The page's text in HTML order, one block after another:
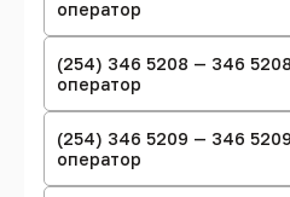
оператор
(254) 346 5208 — 346
оператор
(254) 346 5209 — 346
оператор